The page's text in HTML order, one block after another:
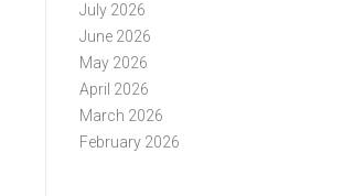
July 2026
June 2026
May 2026
April 2026
March 2026
February 2026